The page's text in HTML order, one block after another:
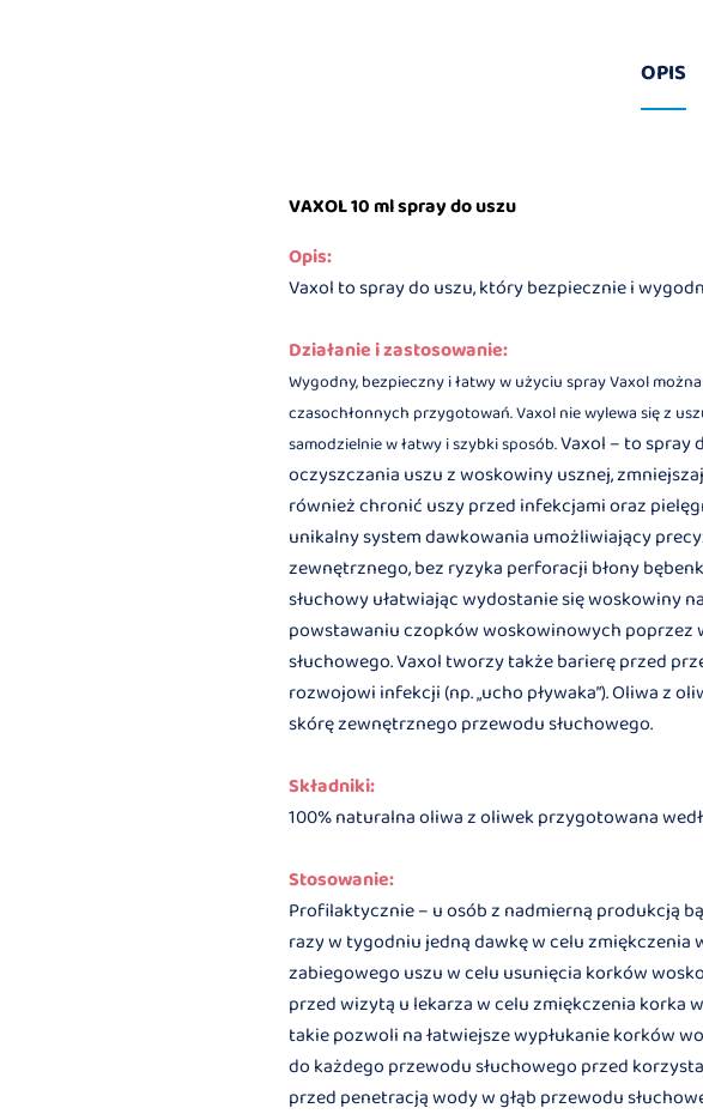
OPIS
VAXOL 10 ml spray do uszu
Opis:
Vaxol to spray do uszu, który bezpiecznie i
Działanie i zastosowanie:
Wygodny, bezpieczny i łatwy w użyciu spray Vaxol
czasochłonnych przygotowań. Vaxol nie wylewa się z
samodzielnie w łatwy i szybki sposób.Vaxol – to spray
oczyszczania uszu z woskowiny usznej,
również chronić uszy przed infekcjami oraz
unikalny system dawkowania umożliwiający
zewnętrznego, bez ryzyka perforacji błony
słuchowy ułatwiając wydostanie się woskowiny
powstawaniu czopków woskowinowych poprzez
słuchowego. Vaxol tworzy także barierę przed
rozwojowi infekcji (np. „ucho pływaka”). Oliwa z
skórę zewnętrznego przewodu słuchowego.
Składniki:
100% naturalna oliwa z oliwek przygotowana
Stosowanie:
Profilaktycznie – u osób z nadmierną produkcją
razy w tygodniu jedną dawkę w celu zmiękczenia
zabiegowego uszu w celu usunięcia korków
przed wizytą u lekarza w celu zmiękczenia korka
takie pozwoli na łatwiejsze wypłukanie korków
do każdego przewodu słuchowego przed
przed penetracją wody w głąb przewodu